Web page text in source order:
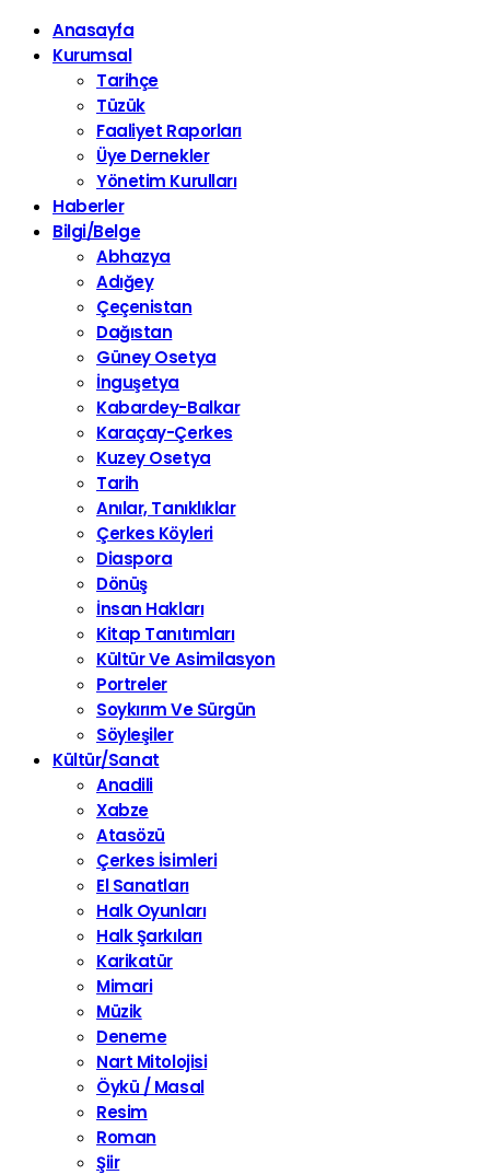
Anasayfa
Kurumsal
Tarihçe
Tüzük
Faaliyet Raporları
Üye Dernekler
Yönetim Kurulları
Haberler
Bilgi/Belge
Abhazya
Adığey
Çeçenistan
Dağıstan
Güney Osetya
İnguşetya
Kabardey-Balkar
Karaçay-Çerkes
Kuzey Osetya
Tarih
Anılar, Tanıklıklar
Çerkes Köyleri
Diaspora
Dönüş
İnsan Hakları
Kitap Tanıtımları
Kültür Ve Asimilasyon
Portreler
Soykırım Ve Sürgün
Söyleşiler
Kültür/Sanat
Anadili
Xabze
Atasözü
Çerkes İsimleri
El Sanatları
Halk Oyunları
Halk Şarkıları
Karikatür
Mimari
Müzik
Deneme
Nart Mitolojisi
Öykü / Masal
Resim
Roman
Şiir